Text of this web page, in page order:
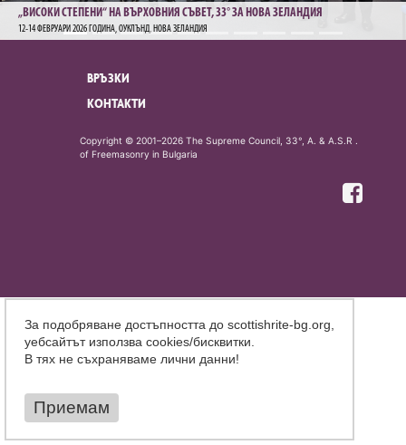
„ВИСОКИ СТЕПЕНИ“ НА ВЪРХОВНИЯ СЪВЕТ, 33° ЗА НОВА ЗЕЛАНДИЯ
12-14 ФЕВРУАРИ 2026 ГОДИНА, ОУКЛЪНД, НОВА ЗЕЛАНДИЯ
ВРЪЗКИ
КОНТАКТИ
Copyright © 2001–2026 The Supreme Council, 33°, A. & A.S.R .
of Freemasonry in Bulgaria
За подобряване достъпността до scottishrite-bg.org,
уебсайтът използва cookies/бисквитки.
В тях не съхраняваме лични данни!
Приемам